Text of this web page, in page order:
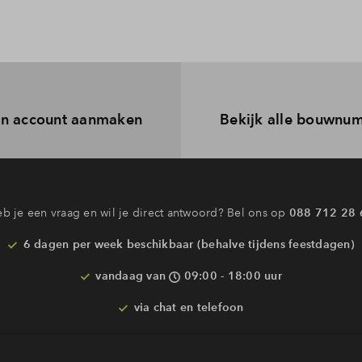
account aanmaken Bekijk alle
Interesse? Meld je dan snel aan
Ja, ik wil mij aanmelden